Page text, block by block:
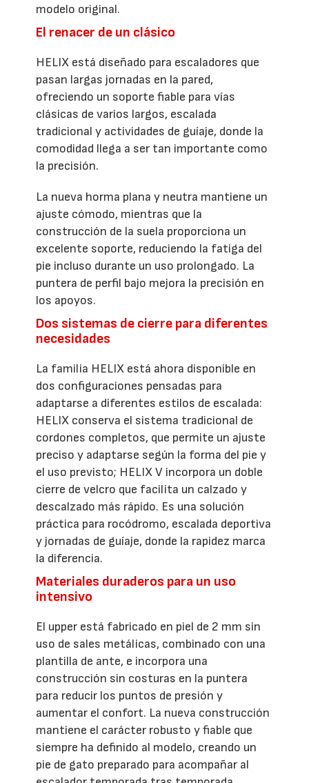
modelo original.
El renacer de un clásico
HELIX está diseñado para escaladores que
pasan largas jornadas en la pared,
ofreciendo un soporte fiable para vías
clásicas de varios largos, escalada
tradicional y actividades de guíaje, donde la
comodidad llega a ser tan importante como
la precisión.
La nueva horma plana y neutra mantiene un
ajuste cómodo, mientras que la
construcción de la suela proporciona un
excelente soporte, reduciendo la fatiga del
pie incluso durante un uso prolongado. La
puntera de perfil bajo mejora la precisión en
los apoyos.
Dos sistemas de cierre para diferentes
necesidades
La familia HELIX está ahora disponible en
dos configuraciones pensadas para
adaptarse a diferentes estilos de escalada:
HELIX conserva el sistema tradicional de
cordones completos, que permite un ajuste
preciso y adaptarse según la forma del pie y
el uso previsto; HELIX V incorpora un doble
cierre de velcro que facilita un calzado y
descalzado más rápido. Es una solución
práctica para rocódromo, escalada deportiva
y jornadas de guíaje, donde la rapidez marca
la diferencia.
Materiales duraderos para un uso
intensivo
El upper está fabricado en piel de 2 mm sin
uso de sales metálicas, combinado con una
plantilla de ante, e incorpora una
construcción sin costuras en la puntera
para reducir los puntos de presión y
aumentar el confort. La nueva construcción
mantiene el carácter robusto y fiable que
siempre ha definido al modelo, creando un
pie de gato preparado para acompañar al